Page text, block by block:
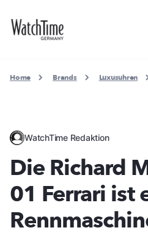
Home Brands Luxusuhren
WatchTime Redaktion
Die Richard
01 Ferrari ist